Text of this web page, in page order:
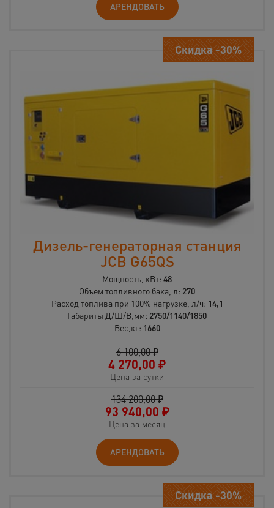
АРЕНДОВАТЬ
Скидка -30%
Дизель-генераторная станция
JCB G65QS
Мощность, кВт: 48
Объем топливного бака, л: 270
Расход топлива при 100% нагрузке, л/ч: 14,1
Габариты Д/Ш/В,мм: 2750/1140/1850
Вес,кг: 1660
6 100,00 ₽
4 270,00 ₽
Цена за сутки
134 200,00 ₽
93 940,00 ₽
Цена за месяц
АРЕНДОВАТЬ
Скидка -30%